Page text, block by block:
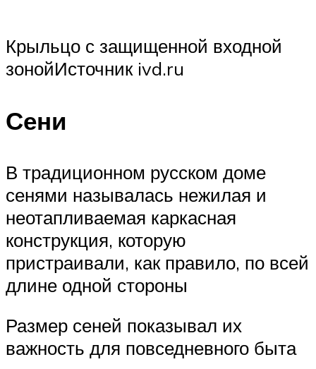
Крыльцо с защищенной входной
зонойИсточник ivd.ru
Сени
В традиционном русском доме
сенями называлась нежилая и
неотапливаемая каркасная
конструкция, которую
пристраивали, как правило, по всей
длине одной стороны
Размер сеней показывал их
важность для повседневного быта